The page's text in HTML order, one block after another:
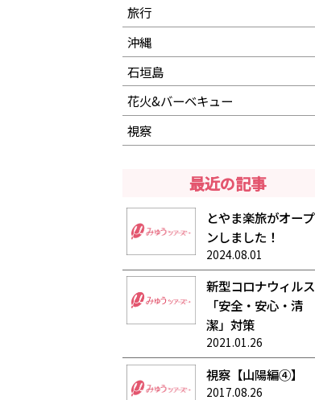
旅行
沖縄
石垣島
花火&バーベキュー
視察
最近の記事
とやま楽旅がオープ
ンしました！
2024.08.01
新型コロナウィルス
「安全・安心・清
潔」対策
2021.01.26
視察【山陽編④】
2017.08.26